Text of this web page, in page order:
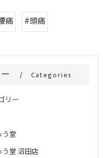
痛 #頭痛
Categories
リー
う堂
堂 沼田店